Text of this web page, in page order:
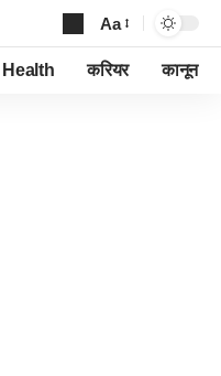
Font
Resizer
Aa
Health करियर कानून